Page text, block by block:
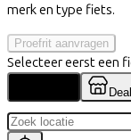
merk en type fiets.
Proefrit aanvragen
Selecteer eerst een